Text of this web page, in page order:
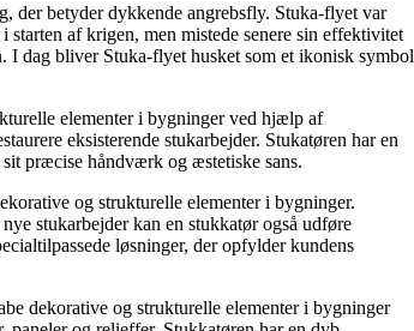
der betyder dykkende angrebsfly. Stuka-flyet var
af krigen, men mistede senere sin effektivitet
I dag bliver Stuka-flyet husket som et ikonisk symbol
elementer i bygninger ved hjælp af
eksisterende stukarbejder. Stukatøren har en
præcise håndværk og æstetiske sans.
og strukturelle elementer i bygninger.
stukarbejder kan en stukkatør også udføre
løsninger, der opfylder kundens
dekorative og strukturelle elementer i bygninger